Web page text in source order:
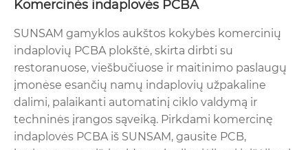
Komercinės indaplovės PCBA
SUNSAM gamyklos aukštos kokybės komercinių
indaplovių PCBA plokštė, skirta dirbti su
restoranuose, viešbučiuose ir maitinimo paslaugų
įmonėse esančių namų indaplovių užpakaline
dalimi, palaikanti automatinį ciklo valdymą ir
techninės įrangos sąveiką. Pirkdami komercinę
indaplovės PCBA iš SUNSAM, gausite PCB,